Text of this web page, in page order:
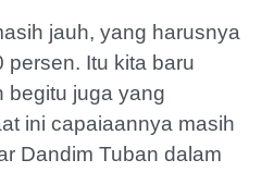
jauh, yang harusnya
persen. Itu kita baru
begitu juga yang
ini capaiaannya masih
Dandim Tuban dalam